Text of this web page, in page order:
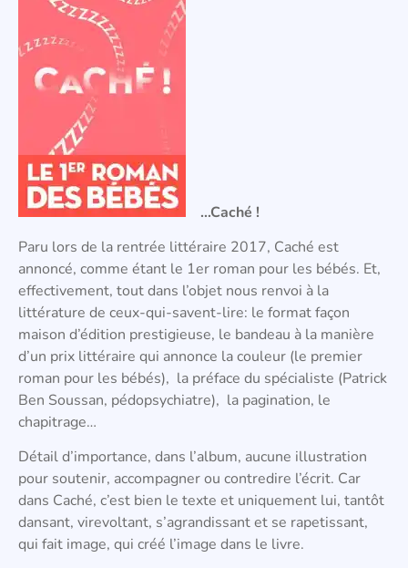
…Caché !
Paru lors de la rentrée littéraire 2017, Caché est
annoncé, comme étant le 1er roman pour les bébés. Et,
effectivement, tout dans l’objet nous renvoi à la
littérature de ceux-qui-savent-lire: le format façon
maison d’édition prestigieuse, le bandeau à la manière
d’un prix littéraire qui annonce la couleur (le premier
roman pour les bébés), la préface du spécialiste (Patrick
Ben Soussan, pédopsychiatre), la pagination, le
chapitrage…
Détail d’importance, dans l’album, aucune illustration
pour soutenir, accompagner ou contredire l’écrit. Car
dans Caché, c’est bien le texte et uniquement lui, tantôt
dansant, virevoltant, s’agrandissant et se rapetissant,
qui fait image, qui créé l’image dans le livre.